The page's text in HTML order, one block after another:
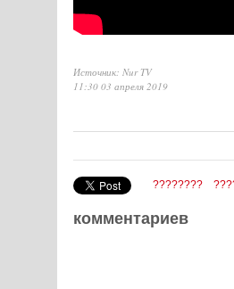
Источник: Nur TV
11:30 03 апреля 2019
????????
комментариев